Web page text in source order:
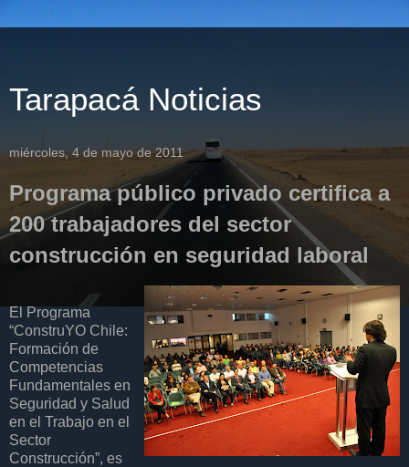
Tarapacá Noticias
miércoles, 4 de mayo de 2011
Programa público privado certifica a
200 trabajadores del sector
construcción en seguridad laboral
El Programa
“ConstruYO Chile:
Formación de
Competencias
Fundamentales en
Seguridad y Salud
en el Trabajo en el
Sector
Construcción”, es